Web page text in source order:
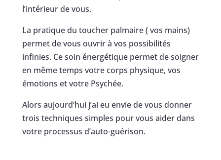
l’intérieur de vous.
La pratique du toucher palmaire ( vos mains)
permet de vous ouvrir à vos possibilités
infinies. Ce soin énergétique permet de soigner
en même temps votre corps physique, vos
émotions et votre Psychée.
Alors aujourd’hui j’ai eu envie de vous donner
trois techniques simples pour vous aider dans
votre processus d’auto-guérison.